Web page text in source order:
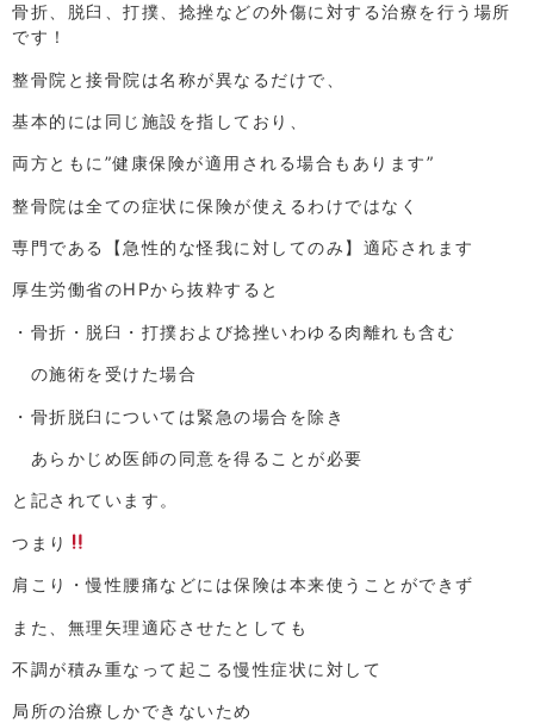
骨折、脱臼、打撲、捻挫などの外傷に対する治療を行う場所
です！
整骨院と接骨院は名称が異なるだけで、
基本的には同じ施設を指しており、
両方ともに”健康保険が適用される場合もあります”
整骨院は全ての症状に保険が使えるわけではなく
専門である【急性的な怪我に対してのみ】適応されます
厚生労働省のHPから抜粋すると
・骨折・脱臼・打撲および捻挫いわゆる肉離れも含む
の施術を受けた場合
・骨折脱臼については緊急の場合を除き
あらかじめ医師の同意を得ることが必要
と記されています。
つまり
肩こり・慢性腰痛などには保険は本来使うことができず
また、無理矢理適応させたとしても
不調が積み重なって起こる慢性症状に対して
局所の治療しかできないため